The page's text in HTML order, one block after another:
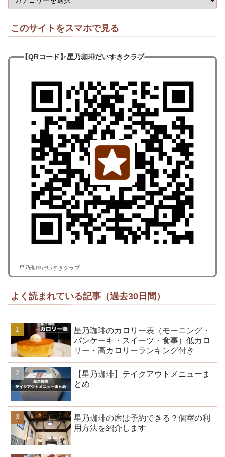
このサイトをスマホで見る
【QRコード】星乃珈琲だいすきクラブ
星乃珈琲だいすきクラブ
よく読まれている記事（過去30日間）
星乃珈琲のカロリー表（モーニング・
パンケーキ・スイーツ・食事）低カロ
リー・高カロリーランキング付き
【星乃珈琲】テイクアウトメニューま
とめ
星乃珈琲の席は予約できる？個室の利
用方法を紹介します